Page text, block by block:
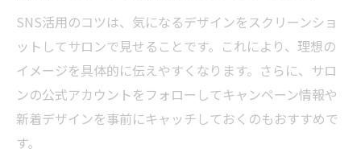
SNS活用のコツは、気になるデザインをスクリーンショ
ットしてサロンで見せることです。これにより、理想の
イメージを具体的に伝えやすくなります。さらに、サロ
ンの公式アカウントをフォローしてキャンペーン情報や
新着デザインを事前にキャッチしておくのもおすすめで
す。